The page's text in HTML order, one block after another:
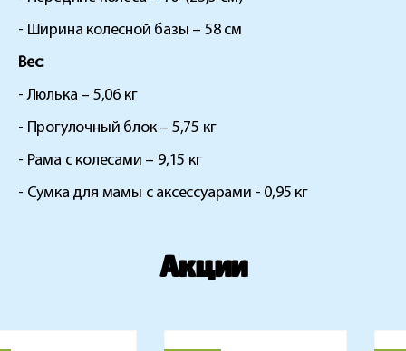
- Ширина колесной базы – 58 см
Вес:
- Люлька – 5,06 кг
- Прогулочный блок – 5,75 кг
- Рама с колесами – 9,15 кг
- Сумка для мамы с аксессуарами - 0,95 кг
Акции